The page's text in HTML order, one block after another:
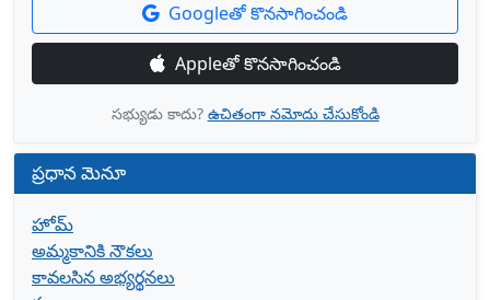
Googleతో కొనసాగించండి
Appleతో కొనసాగించండి
సభ్యుడు కాదు? ఉచితంగా నమోదు చేసుకోండి
ప్రధాన మెనూ
హోమ్
అమ్మకానికి నౌకలు
కావలసిన అభ్యర్థనలు